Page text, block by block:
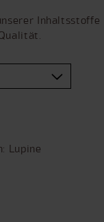
Inhaltsstoffe
Lupine